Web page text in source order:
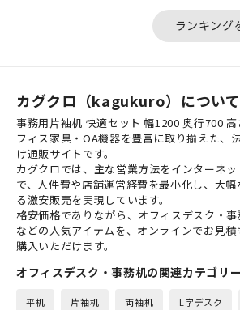
ランキン
カグクロ（kagukuro）について
事務用片袖机 快適セット 幅1200 奥行700
フィス家具・OA機器を豊富に取り揃えた、
け通販サイトです。
カグクロでは、主な営業方法をインターネ
で、人件費や店舗運営経費を最小化し、大
る激安販売を実現しています。
格安価格でありながら、オフィスデスク・
などの人気アイテムを、オンラインでお見
購入いただけます。
オフィスデスク・事務机の関連カテゴリー
平机 片袖机 両袖机 L字デスク